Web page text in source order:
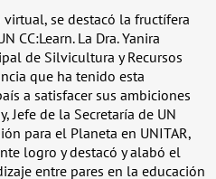
se destacó la fructífera
CC:Learn. La Dra. Yanira
de Silvicultura y Recursos
que ha tenido esta
a satisfacer sus ambiciones
Jefe de la Secretaría de UN
para el Planeta en UNITAR,
logro y destacó y alabó el
entre pares en la educación